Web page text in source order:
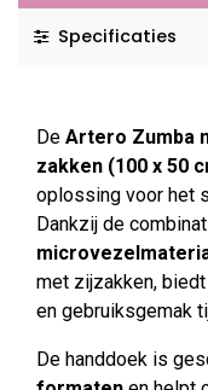
Specificaties
De Artero Zumba
zakken (100 x 50
oplossing voor het
Dankzij de
met zijzakken,
en gebruiksgemak
De handdoek is